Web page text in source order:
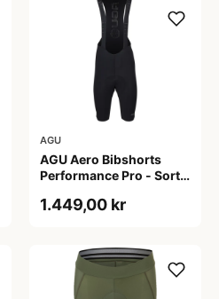
AGU
AGU Aero Bibshorts
Performance Pro - Sort -
1.449,00 kr